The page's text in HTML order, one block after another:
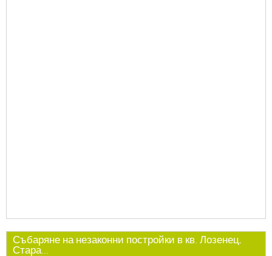
Събаряне на незаконни постройки в кв. Лозенец,
Стара...